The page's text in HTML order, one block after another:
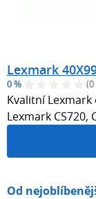
Lexmark
0 %
Kvalitní
Lexmark CS720,
Od